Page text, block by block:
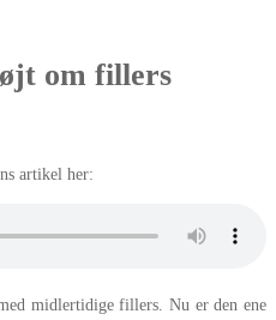
om fillers
artikel her:
midlertidige fillers. Nu er den ene